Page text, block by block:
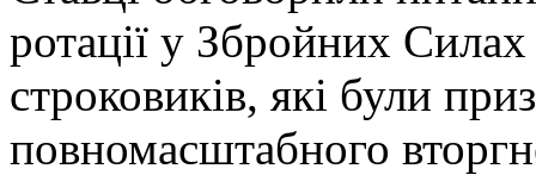
ротації у Збройних
строковиків, які були
повномасштабного